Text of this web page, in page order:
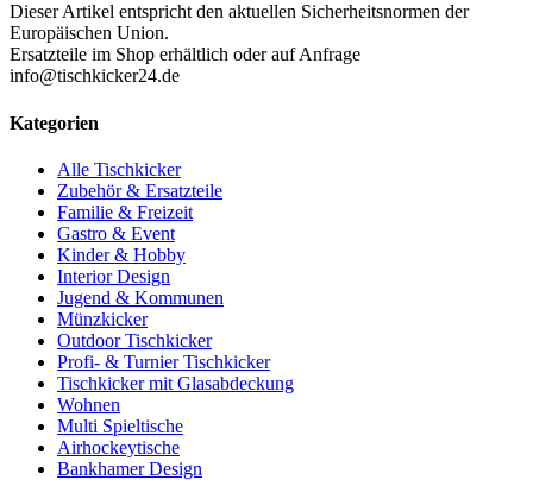
Dieser Artikel entspricht den aktuellen Sicherheitsnormen der
Europäischen Union.
Ersatzteile im Shop erhältlich oder auf Anfrage
info@tischkicker24.de
Kategorien
Alle Tischkicker
Zubehör & Ersatzteile
Familie & Freizeit
Gastro & Event
Kinder & Hobby
Interior Design
Jugend & Kommunen
Münzkicker
Outdoor Tischkicker
Profi- & Turnier Tischkicker
Tischkicker mit Glasabdeckung
Wohnen
Multi Spieltische
Airhockeytische
Bankhamer Design